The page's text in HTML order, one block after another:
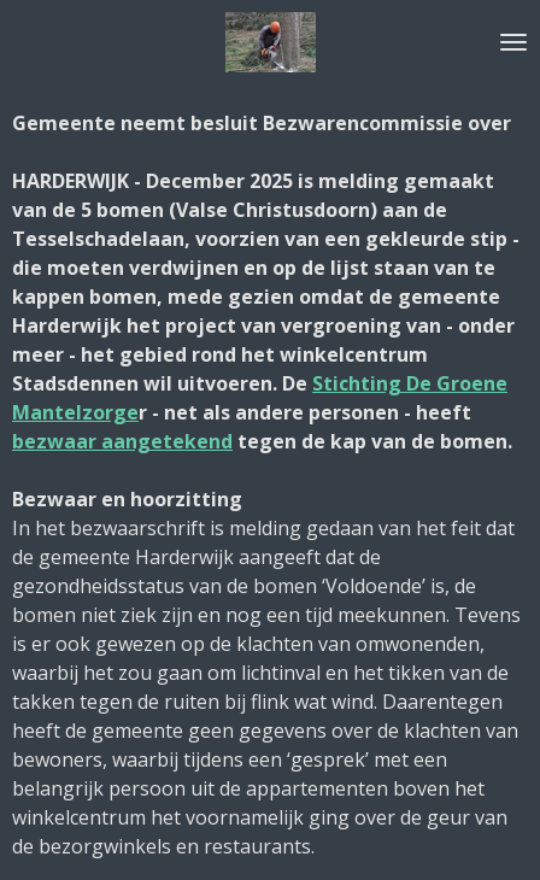
de
Gemeente neemt besluit Bezwarencommissie over
HARDERWIJK - December 2025 is melding gemaakt
van de 5 bomen (Valse Christusdoorn) aan de
Tesselschadelaan, voorzien van een gekleurde stip -
die moeten verdwijnen en op de lijst staan van te
kappen bomen, mede gezien omdat de gemeente
Harderwijk het project van vergroening van - onder
meer - het gebied rond het winkelcentrum
Stadsdennen wil uitvoeren. De Stichting De Groene
Mantelzorger - net als andere personen - heeft
bezwaar aangetekend tegen de kap van de bomen.
Bezwaar en hoorzitting
In het bezwaarschrift is melding gedaan van het feit dat
de gemeente Harderwijk aangeeft dat de
gezondheidsstatus van de bomen ‘Voldoende’ is, de
bomen niet ziek zijn en nog een tijd meekunnen. Tevens
is er ook gewezen op de klachten van omwonenden,
waarbij het zou gaan om lichtinval en het tikken van de
takken tegen de ruiten bij flink wat wind. Daarentegen
heeft de gemeente geen gegevens over de klachten van
bewoners, waarbij tijdens een ‘gesprek’ met een
belangrijk persoon uit de appartementen boven het
winkelcentrum het voornamelijk ging over de geur van
de bezorgwinkels en restaurants.